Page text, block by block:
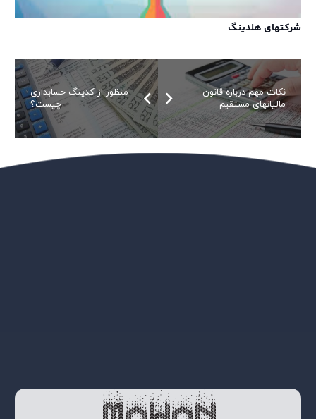
شرکتهای هلدینگ
منظور از کدینگ حسابداری
چیست؟
نکات مهم درباره قانون
مالیاتهای مستقیم